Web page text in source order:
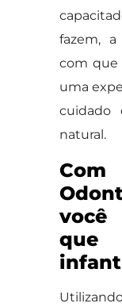
fazem,
com que
uma
cuidado
natural.
que